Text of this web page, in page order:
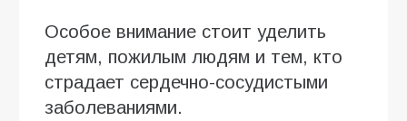
Особое внимание стоит уделить
детям, пожилым людям и тем, кто
страдает сердечно-сосудистыми
заболеваниями.